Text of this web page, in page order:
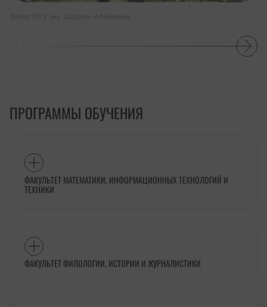
Фото: ПГУ им. Шолом-Алейхема
ПРОГРАММЫ ОБУЧЕНИЯ
ФАКУЛЬТЕТ МАТЕМАТИКИ, ИНФОРМАЦИОННЫХ ТЕХНОЛОГИЙ И
ТЕХНИКИ
ФАКУЛЬТЕТ ФИЛОЛОГИИ, ИСТОРИИ И ЖУРНАЛИСТИКИ